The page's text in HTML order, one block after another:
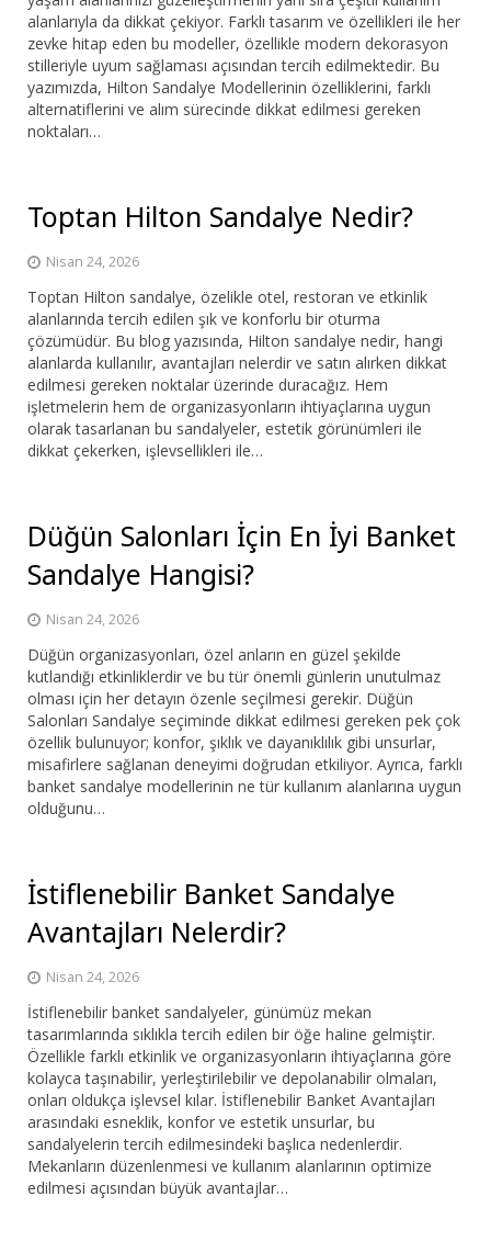
alanlarıyla da dikkat çekiyor. Farklı tasarım ve özellikleri ile her
zevke hitap eden bu modeller, özellikle modern dekorasyon
stilleriyle uyum sağlaması açısından tercih edilmektedir. Bu
yazımızda, Hilton Sandalye Modellerinin özelliklerini, farklı
alternatiflerini ve alım sürecinde dikkat edilmesi gereken
noktaları…
Toptan Hilton Sandalye Nedir?
Nisan 24, 2026
Toptan Hilton sandalye, özelikle otel, restoran ve etkinlik
alanlarında tercih edilen şık ve konforlu bir oturma
çözümüdür. Bu blog yazısında, Hilton sandalye nedir, hangi
alanlarda kullanılır, avantajları nelerdir ve satın alırken dikkat
edilmesi gereken noktalar üzerinde duracağız. Hem
işletmelerin hem de organizasyonların ihtiyaçlarına uygun
olarak tasarlanan bu sandalyeler, estetik görünümleri ile
dikkat çekerken, işlevsellikleri ile…
Düğün Salonları İçin En İyi Banket
Sandalye Hangisi?
Nisan 24, 2026
Düğün organizasyonları, özel anların en güzel şekilde
kutlandığı etkinliklerdir ve bu tür önemli günlerin unutulmaz
olması için her detayın özenle seçilmesi gerekir. Düğün
Salonları Sandalye seçiminde dikkat edilmesi gereken pek çok
özellik bulunuyor; konfor, şıklık ve dayanıklılık gibi unsurlar,
misafirlere sağlanan deneyimi doğrudan etkiliyor. Ayrıca, farklı
banket sandalye modellerinin ne tür kullanım alanlarına uygun
olduğunu…
İstiflenebilir Banket Sandalye
Avantajları Nelerdir?
Nisan 24, 2026
İstiflenebilir banket sandalyeler, günümüz mekan
tasarımlarında sıklıkla tercih edilen bir öğe haline gelmiştir.
Özellikle farklı etkinlik ve organizasyonların ihtiyaçlarına göre
kolayca taşınabilir, yerleştirilebilir ve depolanabilir olmaları,
onları oldukça işlevsel kılar. İstiflenebilir Banket Avantajları
arasındaki esneklik, konfor ve estetik unsurlar, bu
sandalyelerin tercih edilmesindeki başlıca nedenlerdir.
Mekanların düzenlenmesi ve kullanım alanlarının optimize
edilmesi açısından büyük avantajlar…